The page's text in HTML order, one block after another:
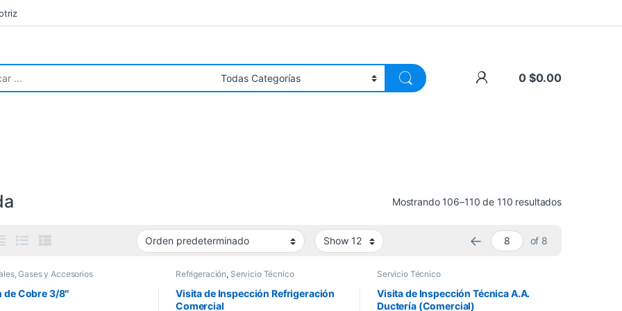
0 $0.00
Mostrando 106–110 de 110 resultados
← of 8
Gases y Accesorios
de Cobre 3/8″
Refrigeración, Servicio Técnico
Visita de Inspección Refrigeración
Comercial
Servicio Técnico
Visita de Inspección Técnica A.A.
Ductería (Comercial)